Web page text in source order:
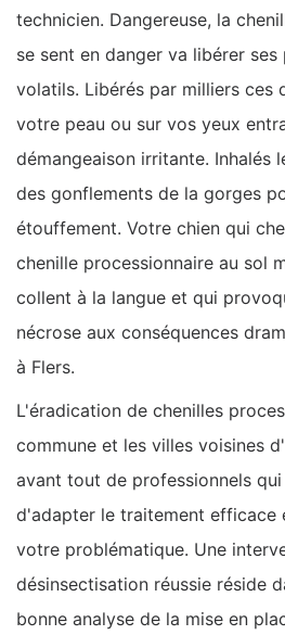
technicien. Dangereuse, la
se sent en danger va libérer
volatils. Libérés par milliers ces
votre peau ou sur vos yeux
démangeaison irritante. Inhalés
des gonflements de la gorges
étouffement. Votre chien qui
chenille processionnaire au sol
collent à la langue et qui
nécrose aux conséquences
à Flers.
L'éradication de chenilles
commune et les villes voisines
avant tout de professionnels
d'adapter le traitement efficace
votre problématique. Une
désinsectisation réussie réside
bonne analyse de la mise en